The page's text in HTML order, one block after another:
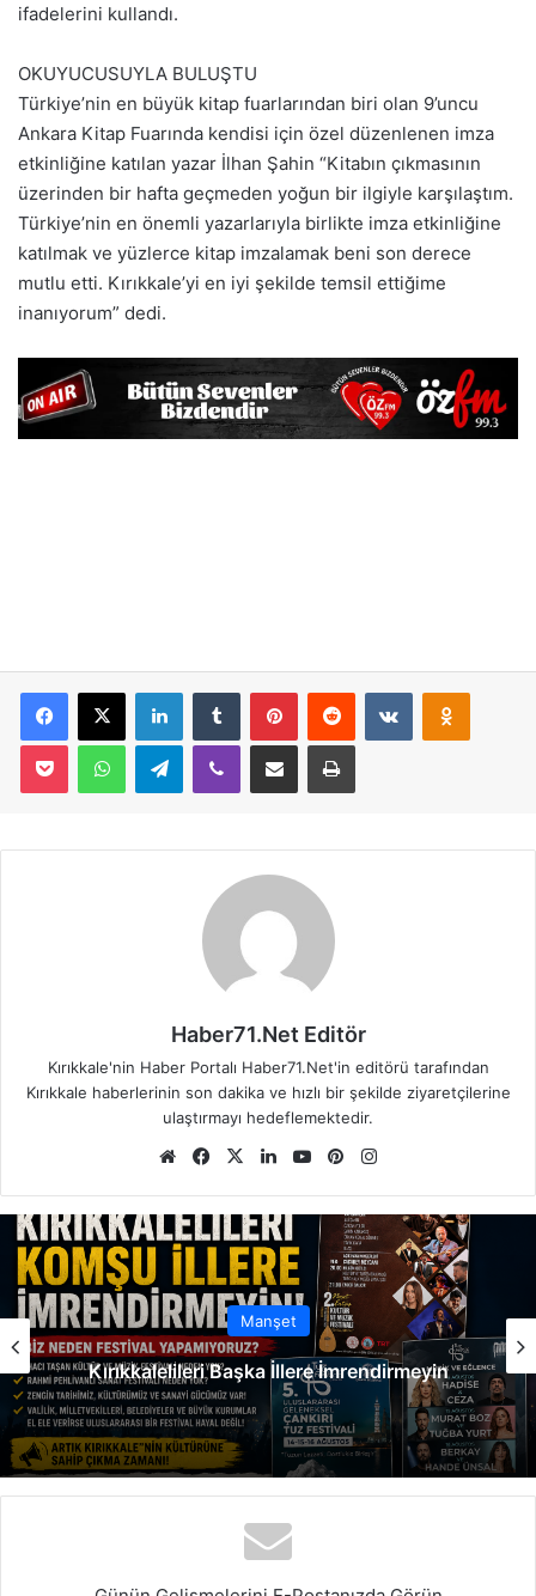
ifadelerini kullandı.
OKUYUCUSUYLA BULUŞTU
Türkiye’nin en büyük kitap fuarlarından biri olan 9’uncu
Ankara Kitap Fuarında kendisi için özel düzenlenen imza
etkinliğine katılan yazar İlhan Şahin “Kitabın çıkmasının
üzerinden bir hafta geçmeden yoğun bir ilgiyle karşılaştım.
Türkiye’nin en önemli yazarlarıyla birlikte imza etkinliğine
katılmak ve yüzlerce kitap imzalamak beni son derece
mutlu etti. Kırıkkale’yi en iyi şekilde temsil ettiğime
inanıyorum” dedi.
Telegram
Haber71.Net Editör
Kırıkkale'nin Haber Portalı Haber71.Net'in editörü tarafından
Kırıkkale haberlerinin son dakika ve hızlı bir şekilde ziyaretçilerine
ulaştırmayı hedeflemektedir.
We
sit
esi
Fa
bo
ok
X
Lin
dIn
Yo
ub
Pin
est ra
m
Manşet
Kırıkkalelileri Başka İllere İmrendirmeyin